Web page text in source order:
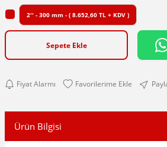
2'' - 300 mm - ( 8.652,60 TL + KDV )
Sepete Ekle
Fiyat Alarmı
Ürün Bilgisi